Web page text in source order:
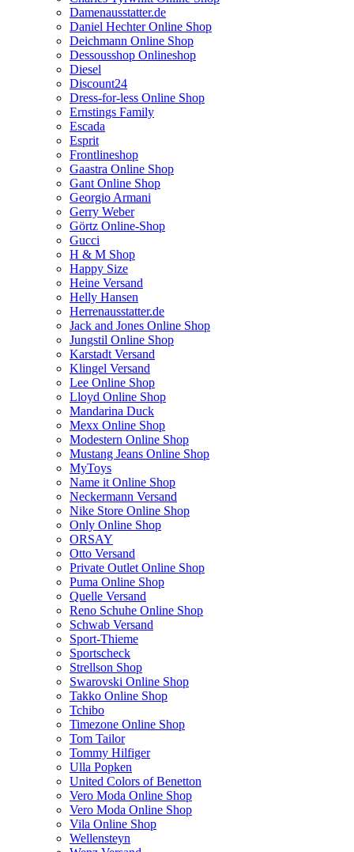
Damenausstatter.de
Daniel Hechter Online Shop
Deichmann Online Shop
Dessousshop Onlineshop
Diesel
Discount24
Dress-for-less Online Shop
Ernstings Family
Escada
Esprit
Frontlineshop
Gaastra Online Shop
Gant Online Shop
Georgio Armani
Gerry Weber
Görtz Online-Shop
Gucci
H & M Shop
Happy Size
Heine Versand
Helly Hansen
Herrenausstatter.de
Jack and Jones Online Shop
Jungstil Online Shop
Karstadt Versand
Klingel Versand
Lee Online Shop
Lloyd Online Shop
Mandarina Duck
Mexx Online Shop
Modestern Online Shop
Mustang Jeans Online Shop
MyToys
Name it Online Shop
Neckermann Versand
Nike Store Online Shop
Only Online Shop
ORSAY
Otto Versand
Private Outlet Online Shop
Puma Online Shop
Quelle Versand
Reno Schuhe Online Shop
Schwab Versand
Sport-Thieme
Sportscheck
Strellson Shop
Swarovski Online Shop
Takko Online Shop
Tchibo
Timezone Online Shop
Tom Tailor
Tommy Hilfiger
Ulla Popken
United Colors of Benetton
Vero Moda Online Shop
Vero Moda Online Shop
Vila Online Shop
Wellensteyn